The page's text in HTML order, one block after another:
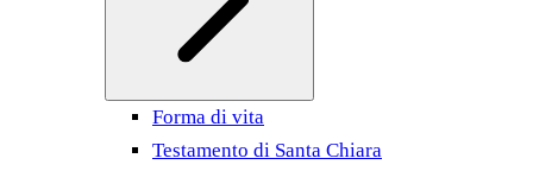
Forma di vita
Testamento di Santa Chiara